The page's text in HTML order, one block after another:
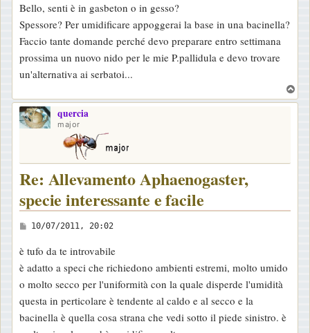
s
s
a
g
g
i
o
Bello, senti è in gasbeton o in gesso?
Spessore? Per umidificare appoggerai la base in una bacinella?
Faccio tante domande perché devo preparare entro settimana
prossima un nuovo nido per le mie P.pallidula e devo trovare
un'alternativa ai serbatoi...
o
quercia
major
Re: Allevamento Aphaenogaster,
specie interessante e facile
M
s
s
a
g
g
10/07/2011, 20:02
è tufo da te introvabile
è adatto a speci che richiedono ambienti estremi, molto umido
o molto secco per l'uniformità con la quale disperde l'umidità
questa in perticolare è tendente al caldo e al secco e la
bacinella è quella cosa strana che vedi sotto il piede sinistro. è